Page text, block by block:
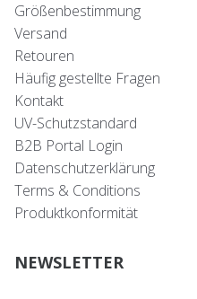
Größenbestimmung
Versand
Retouren
Häufig gestellte Fragen
Kontakt
UV-Schutzstandard
B2B Portal Login
Datenschutzerklärung
Terms & Conditions
Produktkonformität
NEWSLETTER